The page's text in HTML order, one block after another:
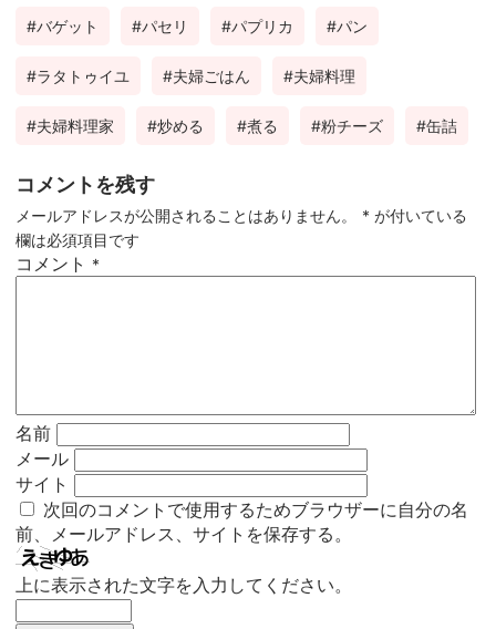
バゲット パセリ パプリカ パン
ラタトゥイユ 夫婦ごはん 夫婦料理
夫婦料理家 炒める 煮る 粉チーズ 缶詰
コメントを残す
メールアドレスが公開されることはありません。 * が付いている
欄は必須項目です
コメント *
名前
メール
サイト
次回のコメントで使用するためブラウザーに自分の名
前、メールアドレス、サイトを保存する。
上に表示された文字を入力してください。